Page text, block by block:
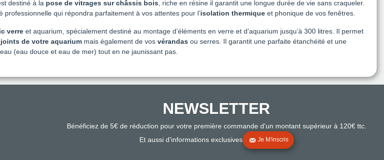
destiné à la pose de vitrages sur châssis bois , riche en résine il garantit une longue durée de vie sans craqueler.
professionnelle qui répondra parfaitement à vos attentes pour l’isolation thermique et phonique de vos fenêtres.
verre et aquarium, spécialement destiné au montage d’éléments en verre et d’aquarium jusqu’à 300 litres. Il permet
de votre aquarium mais également de vos vérandas ou serres. Il garantit une parfaite étanchéité et une
(eau douce et eau de mer) tout en ne jaunissant pas.
NEWSLETTER
Bénéficiez de 5€ de réduction pour votre première commande d'un montant supérieur à 120€ ttc.
Et aussi d'informations exclusives
Je M'inscris